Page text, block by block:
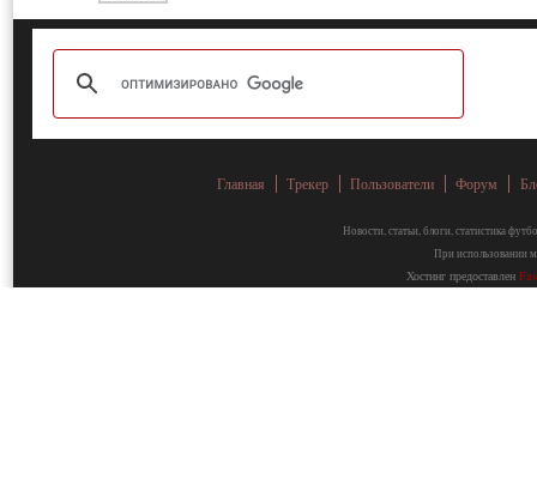
Главная Трекер Пользователи Форум
Новости, статьи, блоги, статистика
При использовании
Хостинг предоставлен